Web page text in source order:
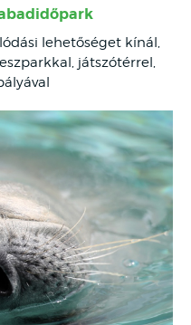
lehetőséget kínál,
játszótérrel,